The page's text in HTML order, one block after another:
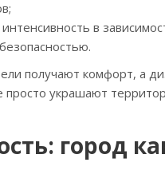
в
получают комфорт, а
украшают
город